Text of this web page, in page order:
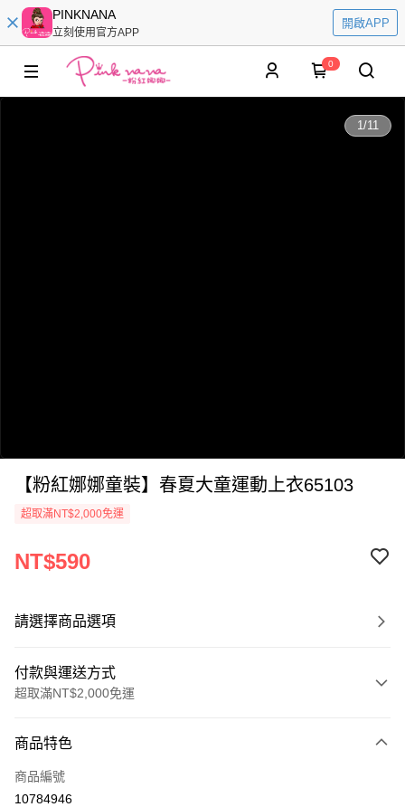
PINKNANA
立刻使用官方APP
開啟APP
0
/
1:27
1/11
【粉紅娜娜童裝】春夏大童運動上衣65103
超取滿NT$2,000免運
NT$590
請選擇商品選項
付款與運送方式
超取滿NT$2,000免運
信用卡一次付款
超商取貨付款
商品特色
商品編號
10784946